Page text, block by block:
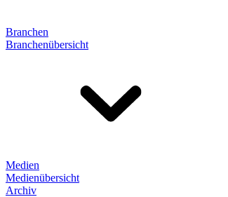
Branchen
Branchenübersicht
Medien
Medienübersicht
Archiv